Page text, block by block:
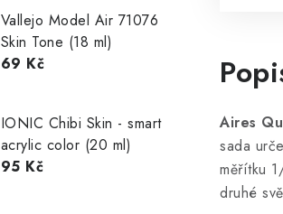
Vallejo Model Air 71076
Skin Tone (18 ml)
69 Kč
IONIC Chibi Skin - smart
acrylic color (20 ml)
95 Kč
Aires
sada
měřítku
druhé